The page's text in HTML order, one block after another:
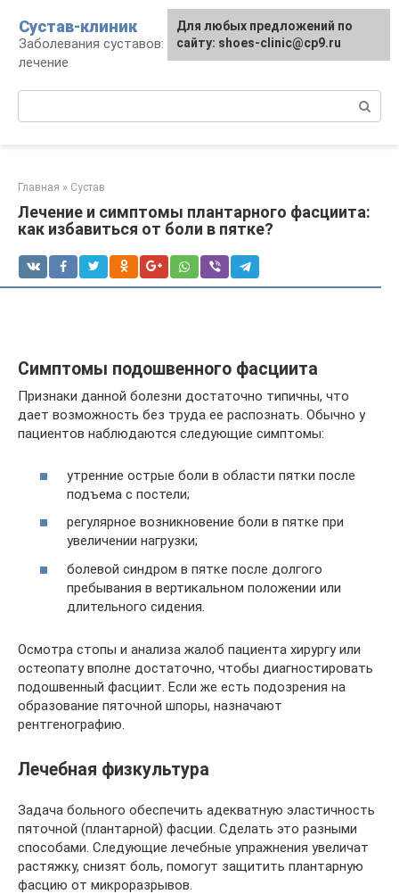
контенту
Сустав-клиник
Заболевания суставов: профилактика и
лечение
Главная » Сустав
Лечение и симптомы плантарного фасциита:
как избавиться от боли в пятке?
Симптомы подошвенного фасциита
Признаки данной болезни достаточно типичны, что
дает возможность без труда ее распознать. Обычно у
пациентов наблюдаются следующие симптомы:
утренние острые боли в области пятки после
подъема с постели;
регулярное возникновение боли в пятке при
увеличении нагрузки;
болевой синдром в пятке после долгого
пребывания в вертикальном положении или
длительного сидения.
Осмотра стопы и анализа жалоб пациента хирургу или
остеопату вполне достаточно, чтобы диагностировать
подошвенный фасциит. Если же есть подозрения на
образование пяточной шпоры, назначают
рентгенографию.
Лечебная физкультура
Задача больного обеспечить адекватную эластичность
пяточной (плантарной) фасции. Сделать это разными
способами. Следующие лечебные упражнения увеличат
растяжку, снизят боль, помогут защитить плантарную
фасцию от микроразрывов.
Для любых предложений по
сайту: shoes-clinic@cp9.ru